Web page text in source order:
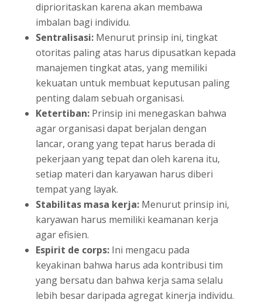
diprioritaskan karena akan membawa
imbalan bagi individu.
Sentralisasi:Menurut prinsip ini, tingkat
otoritas paling atas harus dipusatkan kepada
manajemen tingkat atas, yang memiliki
kekuatan untuk membuat keputusan paling
penting dalam sebuah organisasi.
Ketertiban:Prinsip ini menegaskan bahwa
agar organisasi dapat berjalan dengan
lancar, orang yang tepat harus berada di
pekerjaan yang tepat dan oleh karena itu,
setiap materi dan karyawan harus diberi
tempat yang layak.
Stabilitas masa kerja:Menurut prinsip ini,
karyawan harus memiliki keamanan kerja
agar efisien.
Espirit de corps:Ini mengacu pada
keyakinan bahwa harus ada kontribusi tim
yang bersatu dan bahwa kerja sama selalu
lebih besar daripada agregat kinerja individu.